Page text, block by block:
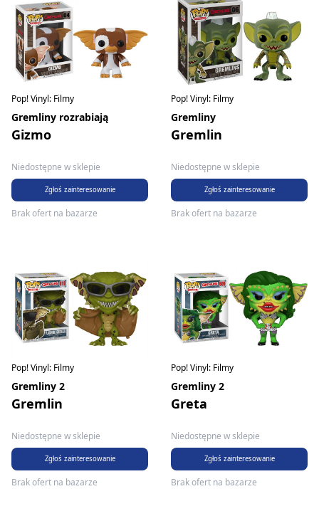
Pop! Vinyl: Filmy
Gremliny rozrabiają
Gizmo
Niedostępne w sklepie
Zgłoś zainteresowanie
Brak ofert na bazarze
Pop! Vinyl: Filmy
Gremliny
Gremlin
Niedostępne w sklepie
Zgłoś zainteresowanie
Brak ofert na bazarze
Pop! Vinyl: Filmy
Gremliny 2
Gremlin
Niedostępne w sklepie
Zgłoś zainteresowanie
Brak ofert na bazarze
Pop! Vinyl: Filmy
Gremliny 2
Greta
Niedostępne w sklepie
Zgłoś zainteresowanie
Brak ofert na bazarze